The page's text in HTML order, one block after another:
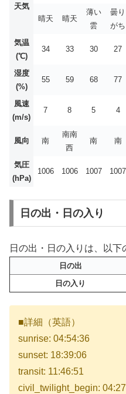
天気
晴天
晴天
薄い
雲
曇り
がち
気温
(℃)
34 33 30 27
湿度
(%)
55 59 68 77
風速
(m/s)
7 8 5 4
風向 南
南南
西
南 南
気圧
(hPa)
1006 1006 1007 1007
日の出・日の入り
日の出・日の入りは、以下
日の出
日の入り
■詳細（英語）
sunrise: 04:54:36
sunset: 18:39:06
transit: 11:46:51
civil_twilight_begin: